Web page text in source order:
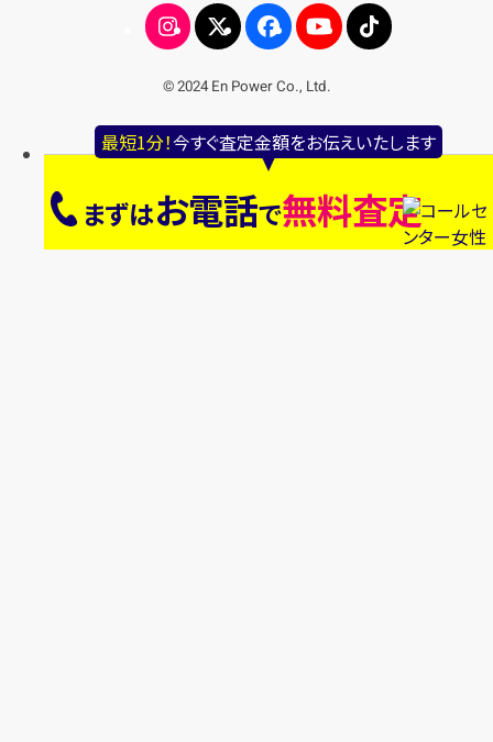
最短1分！今すぐ査定金額をお伝えいたします
まずはお電話で無料査定
© 2024 En Power Co., Ltd.